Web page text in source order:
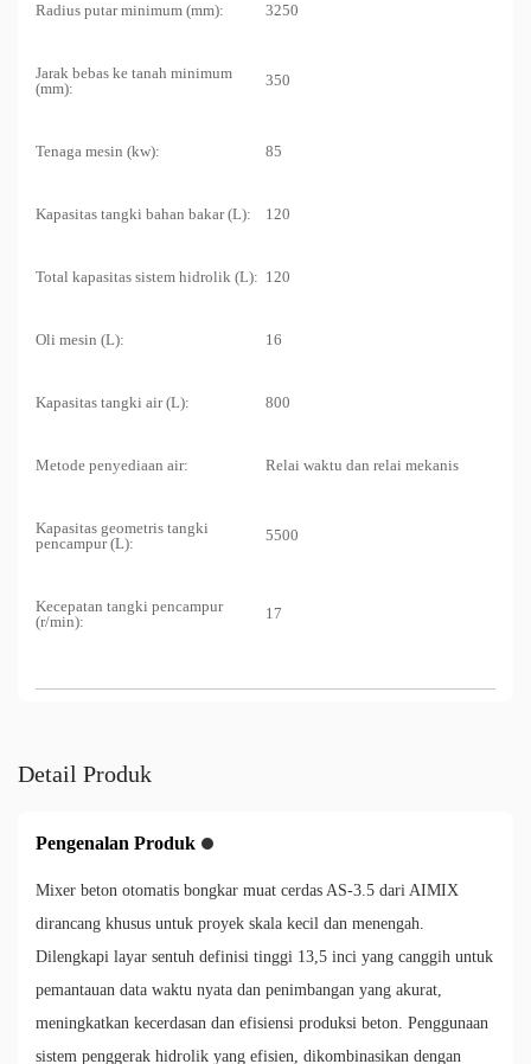
Radius putar minimum (mm): 3250
Jarak bebas ke tanah minimum
(mm):
350
Tenaga mesin (kw): 85
Kapasitas tangki bahan bakar (L): 120
Total kapasitas sistem hidrolik (L): 120
Oli mesin (L): 16
Kapasitas tangki air (L): 800
Metode penyediaan air: Relai waktu dan relai mekanis
Kapasitas geometris tangki
pencampur (L):
5500
Kecepatan tangki pencampur
(r/min):
17
Detail Produk
Pengenalan Produk
Mixer beton otomatis bongkar muat cerdas AS-3.5 dari AIMIX
dirancang khusus untuk proyek skala kecil dan menengah.
Dilengkapi layar sentuh definisi tinggi 13,5 inci yang canggih untuk
pemantauan data waktu nyata dan penimbangan yang akurat,
meningkatkan kecerdasan dan efisiensi produksi beton. Penggunaan
sistem penggerak hidrolik yang efisien, dikombinasikan dengan